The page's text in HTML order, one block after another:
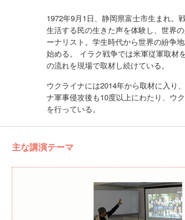
1972年9月1日、静岡県富士市生まれ。
生活する民の生きた声を体験し、世界
ーナリスト。学生時代から世界の紛争
始める。 イラク戦争では米軍従軍取材
の流れを現場で取材し続けている。
ウクライナには2014年から取材に入り
ナ軍事侵攻後も10度以上にわたり、ウ
を行っている。
主な講演テーマ